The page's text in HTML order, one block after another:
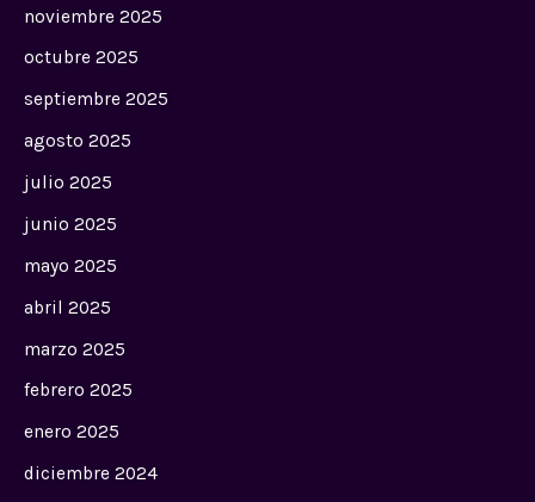
noviembre 2025
octubre 2025
septiembre 2025
agosto 2025
julio 2025
junio 2025
mayo 2025
abril 2025
marzo 2025
febrero 2025
enero 2025
diciembre 2024